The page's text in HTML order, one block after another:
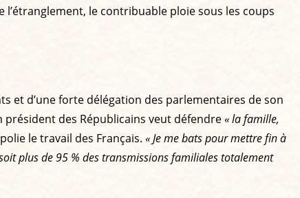
l’étranglement, le contribuable ploie sous les coups
et d’une forte délégation des parlementaires de son
président des Républicains veut défendre« la famille,
le travail des Français. « Je me bats pour mettre fin à
plus de 95 % des transmissions familiales totalement